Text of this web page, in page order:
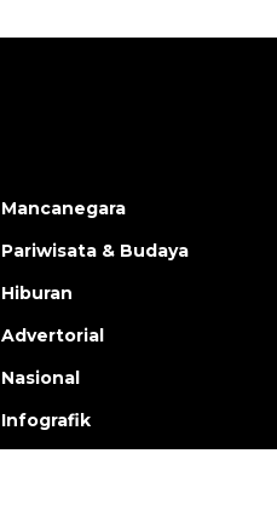
Mancanegara
Pariwisata & Budaya
Hiburan
Advertorial
Nasional
Infografik